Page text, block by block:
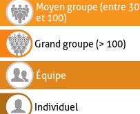
Moyen groupe (entre 30
et 100)
Grand groupe (> 100)
Équipe
Individuel